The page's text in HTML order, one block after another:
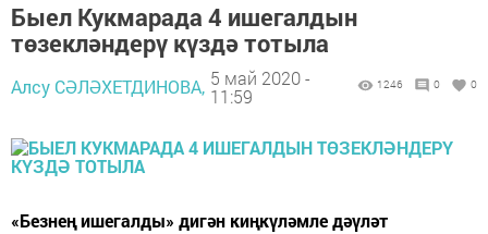
Быел Кукмарада 4 ишегалдын
төзекләндерү күздә тотыла
Алсу СӘЛӘХЕТДИНОВА, 5 май 2020 -
11:59
1246 0 0
«Безнең ишегалды» дигән киңкүләмле дәүләт